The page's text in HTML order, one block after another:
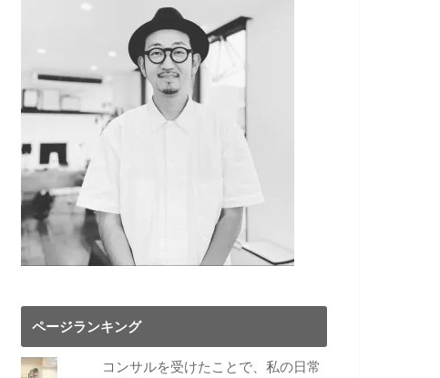
ページランキング
コンサルを受けたことで、私の日常